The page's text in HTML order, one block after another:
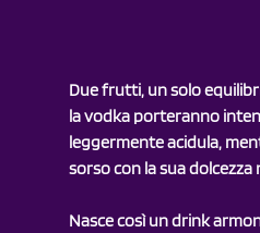
Due frutti, un solo
la vodka porteranno
leggermente acidula,
sorso con la sua
Nasce così un drink